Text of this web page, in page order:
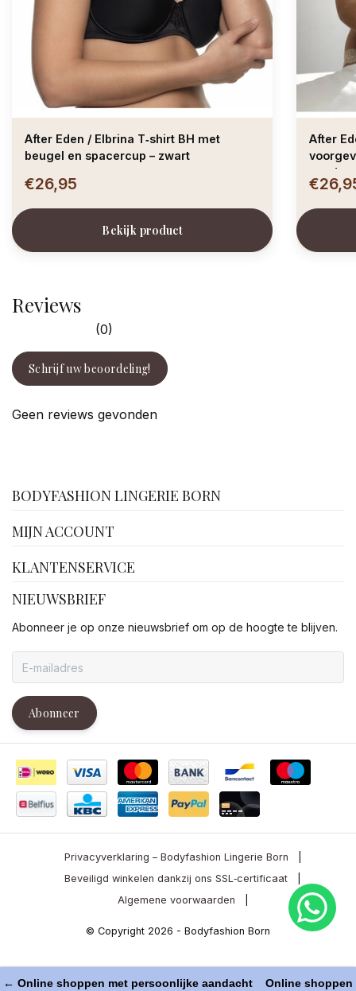
After Eden / Elbrina T‑shirt BH met
beugel en spacercup – zwart
€26,95
Bekijk product
After
poudre
Reviews
(0)
Schrijf uw beoordeling!
Geen reviews gevonden
BODYFASHION LINGERIE BORN
MIJN ACCOUNT
KLANTENSERVICE
NIEUWSBRIEF
Abonneer je op onze nieuwsbrief om op de hoogte te blijven.
Abonneer
Privacyverklaring – Bodyfashion Lingerie Born
Beveiligd winkelen dankzij ons SSL‑certificaat
Algemene voorwaarden
© Copyright 2026 - Bodyfashion Born
← Online shoppen met persoonlijke aandacht Online shoppen